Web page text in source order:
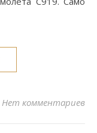
Нет комментариев